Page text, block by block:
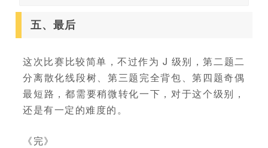
五、最后
这次比赛比较简单，不过作为 J 级别，第二题二
分离散化线段树、第三题完全背包、第四题奇偶
最短路，都需要稍微转化一下，对于这个级别，
还是有一定的难度的。
《完》